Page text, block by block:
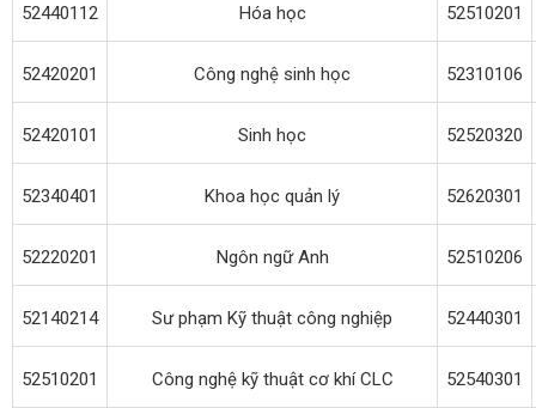
52440112 Hóa học 52510201
52420201 Công nghệ sinh học 52310106
52420101 Sinh học 52520320
52340401 Khoa học quản lý 52620301
52220201 Ngôn ngữ Anh 52510206
52140214 Sư phạm Kỹ thuật công nghiệp 52440301
52510201 Công nghệ kỹ thuật cơ khí CLC 52540301